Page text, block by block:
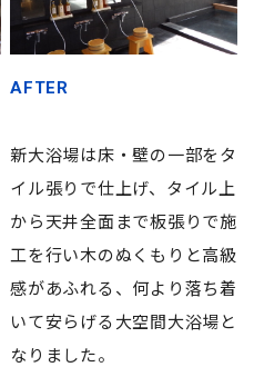
AFTER
新大浴場は床・壁の一部をタ
イル張りで仕上げ、タイル上
から天井全面まで板張りで施
工を行い木のぬくもりと高級
感があふれる、何より落ち着
いて安らげる大空間大浴場と
なりました。